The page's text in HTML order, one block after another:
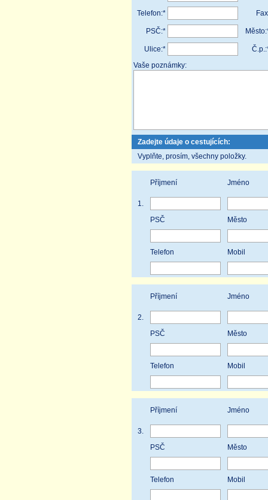
Telefon:*
PSČ:*
Ulice:*
Vaše poznámky:
Zadejte údaje o cestujících:
Vyplňte, prosím, všechny položky.
Příjmení Jméno
1.
PSČ
Město
Telefon Mobil
Příjmení Jméno
2.
PSČ
Město
Telefon Mobil
Příjmení Jméno
3.
PSČ
Město
Telefon Mobil